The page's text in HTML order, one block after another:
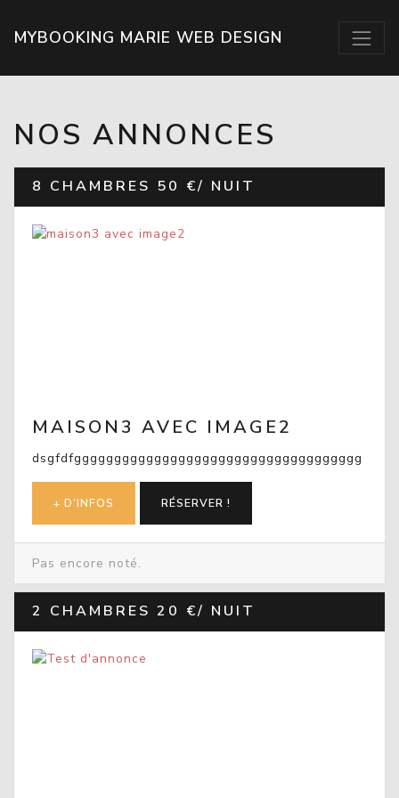
MYBOOKING MARIE WEB DESIGN
NOS ANNONCES
8 CHAMBRES 50 €/ NUIT
MAISON3 AVEC IMAGE2
dsgfdfgggggggggggggggggggggggggggggggggggg
+ D'INFOS RÉSERVER !
Pas encore noté.
2 CHAMBRES 20 €/ NUIT